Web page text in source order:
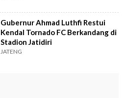
Gubernur Ahmad Luthfi Restui
Kendal Tornado FC Berkandang di
Stadion Jatidiri
JATENG